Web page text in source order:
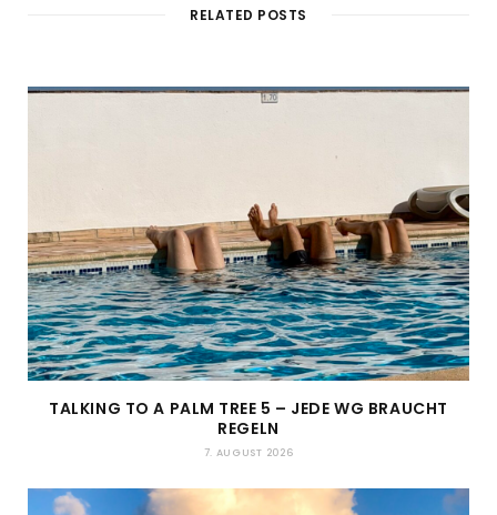
RELATED POSTS
TALKING TO A PALM TREE 5 – JEDE WG BRAUCHT
REGELN
7. AUGUST 2026